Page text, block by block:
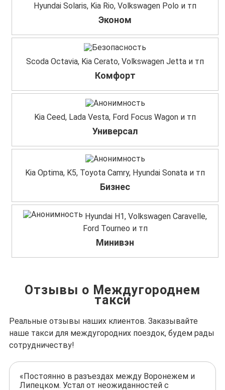
Hyundai Solaris, Kia Rio, Volkswagen Polo и тп
Эконом
Scoda Octavia, Kia Cerato, Volkswagen Jetta и тп
Комфорт
Kia Ceed, Lada Vesta, Ford Focus Wagon и тп
Универсал
Kia Optima, K5, Toyota Camry, Hyundai Sonata и тп
Бизнес
Hyundai H1, Volkswagen Caravelle,
Ford Tourneo и тп
Минивэн
Отзывы о Междугороднем
такси
Реальные отзывы наших клиентов. Заказывайте
наше такси для междугородних поездок, будем рады
сотрудничеству!
«Постоянно в разъездах между Воронежем и
Липецком. Устал от неожиданностей с